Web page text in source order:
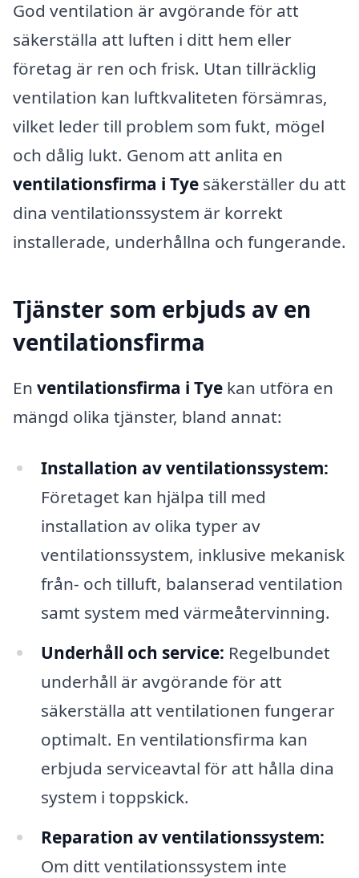
God ventilation är avgörande för att
säkerställa att luften i ditt hem eller
företag är ren och frisk. Utan tillräcklig
ventilation kan luftkvaliteten försämras,
vilket leder till problem som fukt, mögel
och dålig lukt. Genom att anlita en
ventilationsfirma i Tye säkerställer du att
dina ventilationssystem är korrekt
installerade, underhållna och fungerande.
Tjänster som erbjuds av en
ventilationsfirma
En ventilationsfirma i Tye kan utföra en
mängd olika tjänster, bland annat:
Installation av ventilationssystem:
Företaget kan hjälpa till med
installation av olika typer av
ventilationssystem, inklusive mekanisk
från- och tilluft, balanserad ventilation
samt system med värmeåtervinning.
Underhåll och service: Regelbundet
underhåll är avgörande för att
säkerställa att ventilationen fungerar
optimalt. En ventilationsfirma kan
erbjuda serviceavtal för att hålla dina
system i toppskick.
Reparation av ventilationssystem:
Om ditt ventilationssystem inte